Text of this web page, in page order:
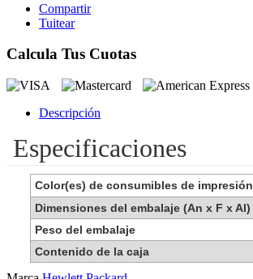
Compartir
Tuitear
Calcula Tus Cuotas
Descripción
Especificaciones
Color(es) de consumibles de impresión
Dimensiones del embalaje (An x F x Al)
Peso del embalaje
Contenido de la caja